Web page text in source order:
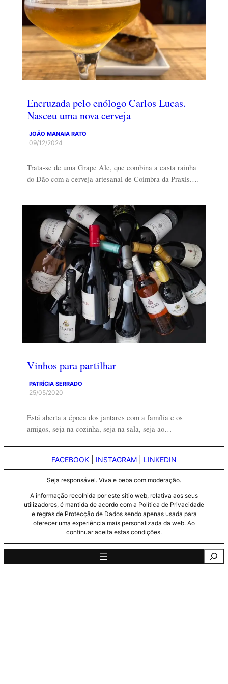
Encruzada pelo enólogo Carlos Lucas.
Nasceu uma nova cerveja
JOÃO MANAIA RATO
09/12/2024
Trata-se de uma Grape Ale, que combina a casta rainha
do Dão com a cerveja artesanal de Coimbra da Praxis.…
Vinhos para partilhar
PATRÍCIA SERRADO
25/05/2020
Está aberta a época dos jantares com a família e os
amigos, seja na cozinha, seja na sala, seja ao…
FACEBOOK INSTAGRAM LINKEDIN
Seja responsável. Viva e beba com moderação.
A informação recolhida por este sitio web, relativa aos seus
utilizadores, é mantida de acordo com a Política de Privacidade
e regras de Protecção de Dados sendo apenas usada para
oferecer uma experiência mais personalizada da web. Ao
continuar aceita estas condições.